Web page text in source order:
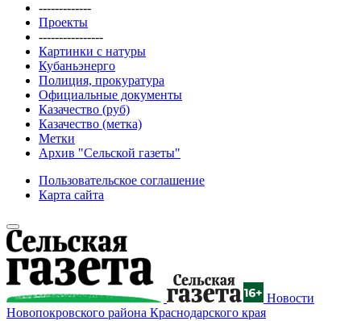
-------------
Проекты
----------------
Картинки с натуры
Кубаньэнерго
Полиция, прокуратура
Официальные документы
Казачество (руб)
Казачество (метка)
Метки
Архив "Сельской газеты"
Пользовательское соглашение
Карта сайта
Новости
Новопокровского района Краснодарского края